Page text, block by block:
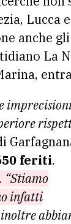
Lucca
anche
La
feriti.
“Stiamo
infatti
inoltre